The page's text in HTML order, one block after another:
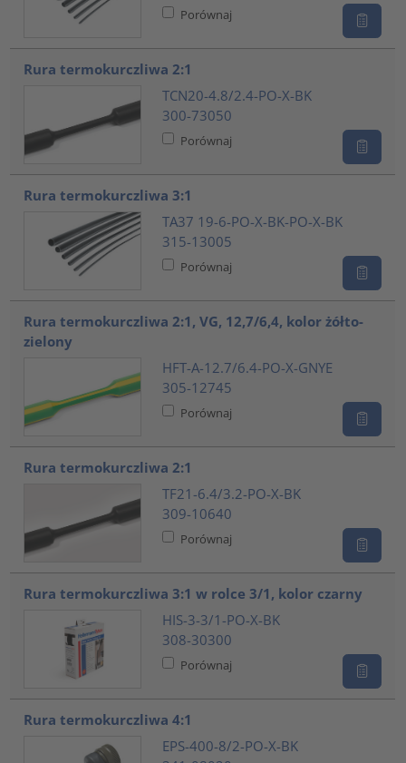
Porównaj
Rura termokurczliwa 2:1
TCN20-4.8/2.4-PO-X-BK
300-73050
Porównaj
Rura termokurczliwa 3:1
TA37 19-6-PO-X-BK-PO-X-BK
315-13005
Porównaj
Rura termokurczliwa 2:1, VG, 12,7/6,4, kolor żółto-
zielony
HFT-A-12.7/6.4-PO-X-GNYE
305-12745
Porównaj
Rura termokurczliwa 2:1
TF21-6.4/3.2-PO-X-BK
309-10640
Porównaj
Rura termokurczliwa 3:1 w rolce 3/1, kolor czarny
HIS-3-3/1-PO-X-BK
308-30300
Porównaj
Rura termokurczliwa 4:1
EPS-400-8/2-PO-X-BK